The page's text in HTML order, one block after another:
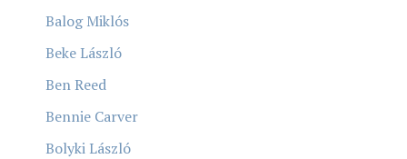
Balog Miklós
Beke László
Ben Reed
Bennie Carver
Bolyki László